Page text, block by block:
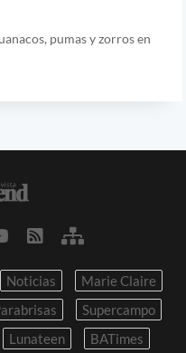
pumas y zorros en
Noticias
Marie Claire
Supercampo
Lunateen BATimes